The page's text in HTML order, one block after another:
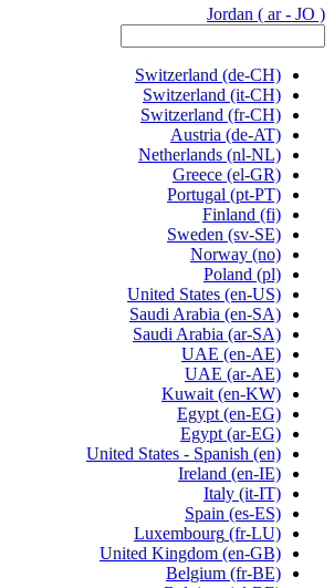
Jordan ( ar - JO )
Switzerland (de-CH)
Switzerland (it-CH)
Switzerland (fr-CH)
Austria (de-AT)
Netherlands (nl-NL)
Greece (el-GR)
Portugal (pt-PT)
Finland (fi)
Sweden (sv-SE)
Norway (no)
Poland (pl)
United States (en-US)
Saudi Arabia (en-SA)
Saudi Arabia (ar-SA)
UAE (en-AE)
UAE (ar-AE)
Kuwait (en-KW)
Egypt (en-EG)
Egypt (ar-EG)
United States - Spanish (en)
Ireland (en-IE)
Italy (it-IT)
Spain (es-ES)
Luxembourg (fr-LU)
United Kingdom (en-GB)
Belgium (fr-BE)